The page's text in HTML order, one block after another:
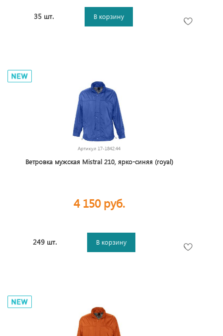
35 шт. В корзину
Артикул 17-1842.44
Ветровка мужская Mistral 210, ярко-синяя (royal)
4 150 руб.
249 шт. В корзину